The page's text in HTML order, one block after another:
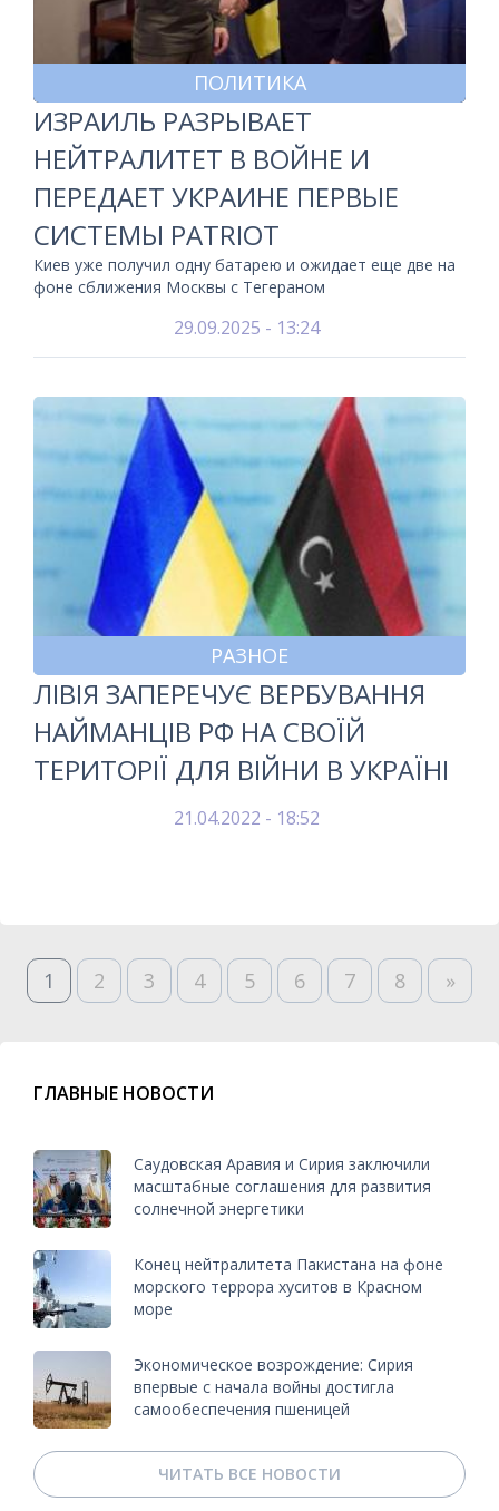
ПОЛИТИКА
ИЗРАИЛЬ РАЗРЫВАЕТ
НЕЙТРАЛИТЕТ В ВОЙНЕ И
ПЕРЕДАЕТ УКРАИНЕ ПЕРВЫЕ
СИСТЕМЫ PATRIOT
Киев уже получил одну батарею и ожидает еще две на
фоне сближения Москвы с Тегераном
29.09.2025 - 13:24
РАЗНОЕ
ЛІВІЯ ЗАПЕРЕЧУЄ ВЕРБУВАННЯ
НАЙМАНЦІВ РФ НА СВОЇЙ
ТЕРИТОРІЇ ДЛЯ ВІЙНИ В УКРАЇНІ
21.04.2022 - 18:52
1 2 3 4 5 6 7 8 »
ГЛАВНЫЕ НОВОСТИ
Саудовская Аравия и Сирия заключили
масштабные соглашения для развития
солнечной энергетики
Конец нейтралитета Пакистана на фоне
морского террора хуситов в Красном
море
Экономическое возрождение: Сирия
впервые с начала войны достигла
самообеспечения пшеницей
ЧИТАТЬ ВСЕ НОВОСТИ